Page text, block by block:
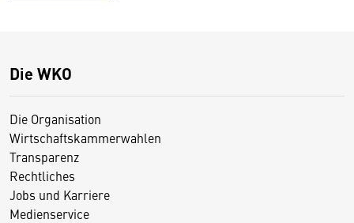
Die WKO
Die Organisation
Wirtschaftskammerwahlen
Transparenz
Rechtliches
Jobs und Karriere
Medienservice